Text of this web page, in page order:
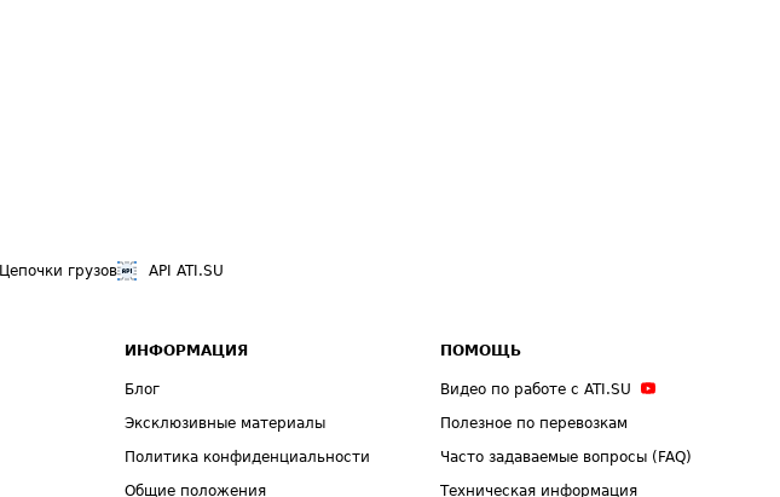
Цепочки грузов API ATI.SU
ИНФОРМАЦИЯ
Блог
Эксклюзивные материалы
Политика конфиденциальности
Общие положения
ПОМОЩЬ
Видео по работе с ATI.SU
Полезное по перевозкам
Часто задаваемые вопросы (FAQ)
Техническая информация